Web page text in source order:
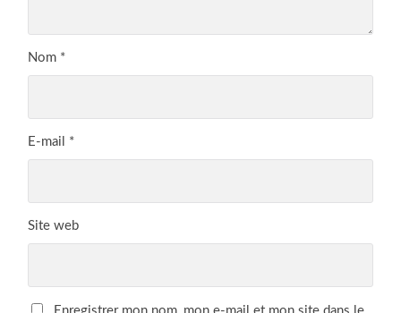
Nom *
E-mail *
Site web